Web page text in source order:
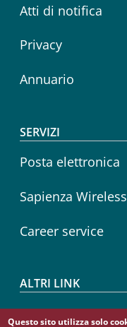
Atti di notifica
Privacy
Annuario
SERVIZI
Posta elettronica
Sapienza Wireless
Career service
ALTRI LINK
CIAO
Questo sito utilizza solo